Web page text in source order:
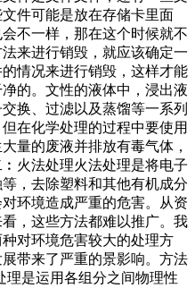
件可能是放在存储卡里面
不一样，那在这个时候就不
来进行销毁，就应该确定一
情况来进行销毁，这样才能
的。文性的液体中，浸出液
换、过滤以及蒸馏等一系列
在化学处理的过程中要使用
量的废液并排放有毒气体，
火法处理火法处理是将电子
，去除塑料和其他有机成分
环境造成严重的危害。从资
，这些方法都难以推广。我
对环境危害较大的处理方
带来了严重的景影响。方法
理是运用各组分之间物理性